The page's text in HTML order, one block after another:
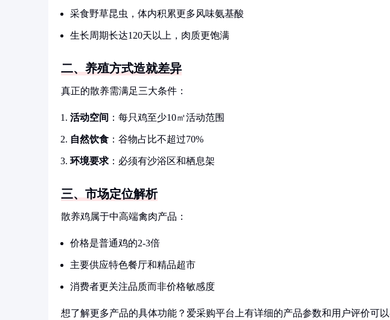
采食野草昆虫，体内积累更多风味氨基酸
生长周期长达120天以上，肉质更饱满
二、养殖方式造就差异
真正的散养需满足三大条件：
活动空间 ：每只鸡至少10㎡活动范围
自然饮食 ：谷物占比不超过70%
环境要求 ：必须有沙浴区和栖息架
三、市场定位解析
散养鸡属于中高端禽肉产品：
价格是普通鸡的2-3倍
主要供应特色餐厅和精品超市
消费者更关注品质而非价格敏感度
想了解更多产品的具体功能？爱采购平台上有详细的产品参数和用户评价可以